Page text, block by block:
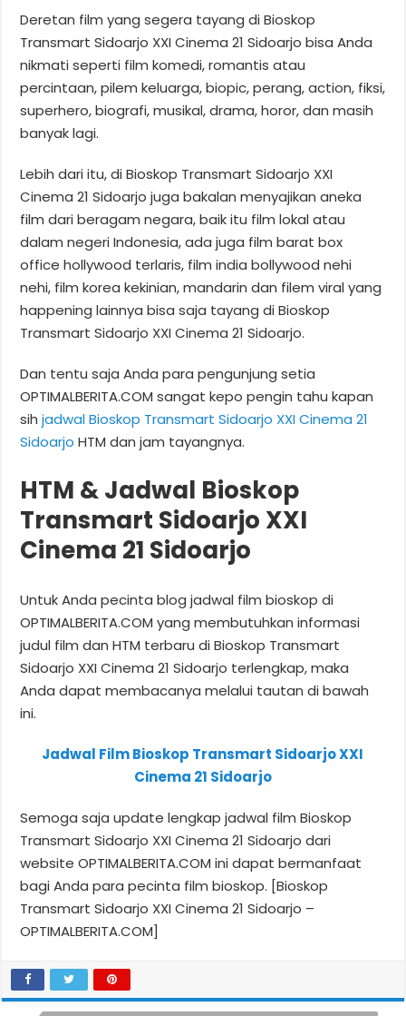
Deretan film yang segera tayang di Bioskop
Transmart Sidoarjo XXI Cinema 21 Sidoarjo bisa Anda
nikmati seperti film komedi, romantis atau
percintaan, pilem keluarga, biopic, perang, action, fiksi,
superhero, biografi, musikal, drama, horor, dan masih
banyak lagi.
Lebih dari itu, di Bioskop Transmart Sidoarjo XXI
Cinema 21 Sidoarjo juga bakalan menyajikan aneka
film dari beragam negara, baik itu film lokal atau
dalam negeri Indonesia, ada juga film barat box
office hollywood terlaris, film india bollywood nehi
nehi, film korea kekinian, mandarin dan filem viral yang
happening lainnya bisa saja tayang di Bioskop
Transmart Sidoarjo XXI Cinema 21 Sidoarjo.
Dan tentu saja Anda para pengunjung setia
OPTIMALBERITA.COM sangat kepo pengin tahu kapan
sihjadwal Bioskop Transmart Sidoarjo XXI Cinema 21
Sidoarjo HTM dan jam tayangnya.
HTM & Jadwal Bioskop
Transmart Sidoarjo XXI
Cinema 21 Sidoarjo
Untuk Anda pecinta blog jadwal film bioskop di
OPTIMALBERITA.COM yang membutuhkan informasi
judul film dan HTM terbaru di Bioskop Transmart
Sidoarjo XXI Cinema 21 Sidoarjo terlengkap, maka
Anda dapat membacanya melalui tautan di bawah
ini.
Jadwal Film Bioskop Transmart Sidoarjo XXI
Cinema 21 Sidoarjo
Semoga saja update lengkap jadwal film Bioskop
Transmart Sidoarjo XXI Cinema 21 Sidoarjo dari
website OPTIMALBERITA.COM ini dapat bermanfaat
bagi Anda para pecinta film bioskop. [Bioskop
Transmart Sidoarjo XXI Cinema 21 Sidoarjo –
OPTIMALBERITA.COM]